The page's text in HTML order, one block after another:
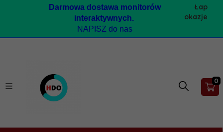
Darmowa dostawa monitorów
interaktywnych.
NAPISZ do nas
Łap
okazje
0